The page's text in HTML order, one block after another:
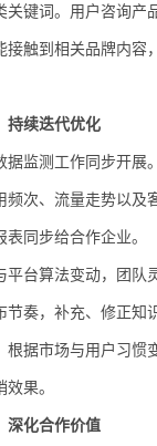
关键词。用户咨询产
接触到相关品牌内容
持续迭代优化
据监测工作同步开展
频次、流量走势以及
同步给合作企业。
平台算法变动，团队
节奏，补充、修正知
根据市场与用户习惯
果。
深化合作价值